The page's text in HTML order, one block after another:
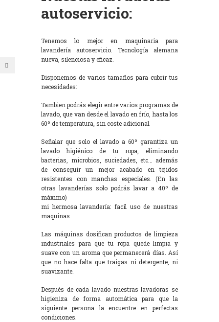
autoservicio:
Tenemos lo mejor en maquinaria para
lavandería autoservicio. Tecnología alemana
nueva, silenciosa y eficaz.
Disponemos de varios tamaños para cubrir tus
necesidades:
Tambien podrás elegir entre varios programas de
lavado, que van desde el lavado en frío, hasta los
60º de temperatura, sin coste adicional.
Señalar que solo el lavado a 60º garantiza un
lavado higiénico de tu ropa, eliminando
bacterias, microbios, suciedades, etc… además
de conseguir un mejor acabado en tejidos
resistentes con manchas especiales. (En las
otras lavanderías solo podrás lavar a 40º de
máximo)
mi hermosa lavandería: facil uso de nuestras
maquinas.
Las máquinas dosifican productos de limpieza
industriales para que tu ropa quede limpia y
suave con un aroma que permanecerá días. Así
que no hace falta que traigas ni detergente, ni
suavizante.
Después de cada lavado nuestras lavadoras se
higieniza de forma automática para que la
siguiente persona la encuentre en perfectas
condiciones.